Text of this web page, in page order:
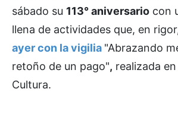
sábado su 113° aniversario con
llena de actividades que, en
ayer con la vigilia "Abrazando
retoño de un pago", realizada
Cultura.